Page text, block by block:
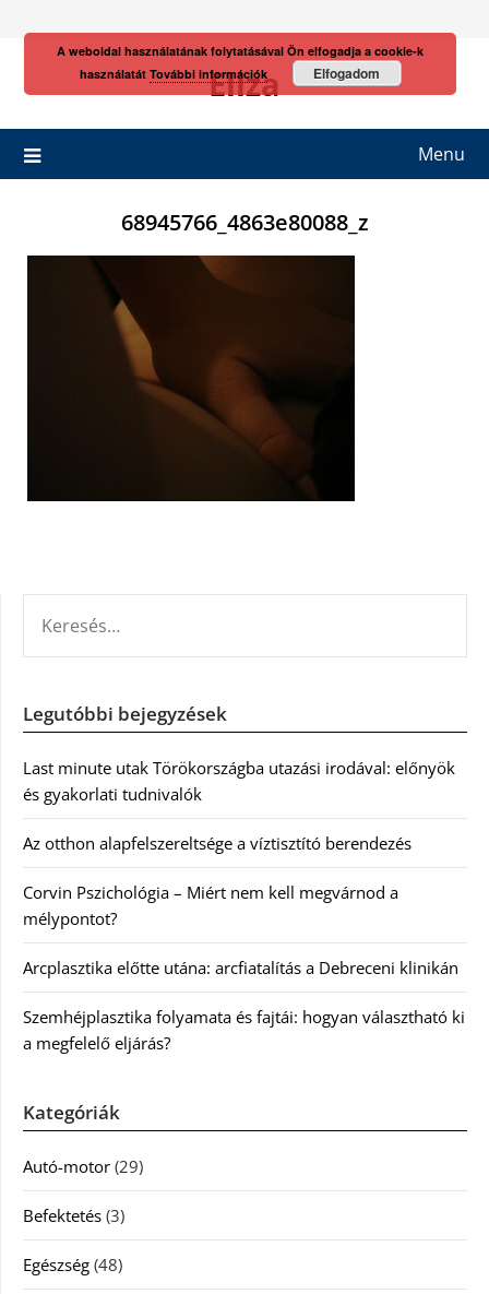
Eliza
Menu
68945766_4863e80088_z
Legutóbbi bejegyzések
Last minute utak Törökországba utazási irodával: előnyök
és gyakorlati tudnivalók
Az otthon alapfelszereltsége a víztisztító berendezés
Corvin Pszichológia – Miért nem kell megvárnod a
mélypontot?
Arcplasztika előtte utána: arcfiatalítás a Debreceni klinikán
Szemhéjplasztika folyamata és fajtái: hogyan választható ki
a megfelelő eljárás?
Kategóriák
Autó-motor (29)
Befektetés (3)
Egészség (48)
A weboldal használatának folytatásával Ön elfogadja a cookie-k
használatát További információk Elfogadom